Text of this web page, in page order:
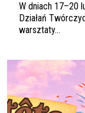
W dniach 17–20
Działań
warsztaty...